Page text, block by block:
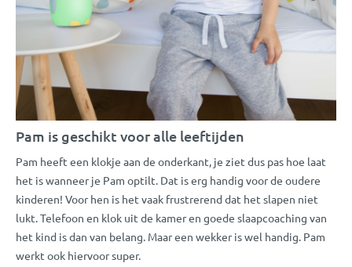
Pam is geschikt voor alle leeftijden
Pam heeft een klokje aan de onderkant, je ziet dus pas hoe laat
het is wanneer je Pam optilt. Dat is erg handig voor de oudere
kinderen! Voor hen is het vaak frustrerend dat het slapen niet
lukt. Telefoon en klok uit de kamer en goede slaapcoaching van
het kind is dan van belang. Maar een wekker is wel handig. Pam
werkt ook hiervoor super.